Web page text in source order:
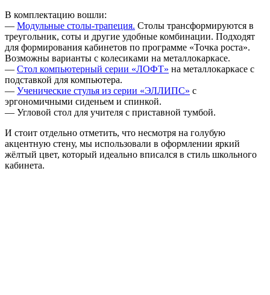
В комплектацию вошли:
— Модульные столы-трапеция. Столы трансформируются в
треугольник, соты и другие удобные комбинации. Подходят
для формирования кабинетов по программе «Точка роста».
Возможны варианты с колесиками на металлокаркасе.
— Стол компьютерный серии «ЛОФТ» на металлокаркасе с
подставкой для компьютера.
— Ученические стулья из серии «ЭЛЛИПС» с
эргономичными сиденьем и спинкой.
— Угловой стол для учителя с приставной тумбой.
И стоит отдельно отметить, что несмотря на голубую
акцентную стену, мы использовали в оформлении яркий
жёлтый цвет, который идеально вписался в стиль школьного
кабинета.